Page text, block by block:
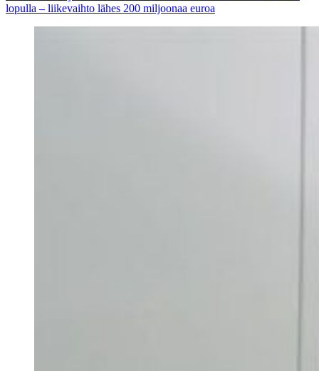
lopulla – liikevaihto lähes 200 miljoonaa euroa